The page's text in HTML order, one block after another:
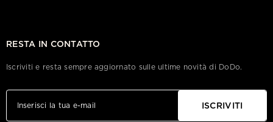
RESTA IN CONTATTO
Iscriviti e resta sempre aggiornato sulle ultime novità di DoDo.
ISCRIVITI